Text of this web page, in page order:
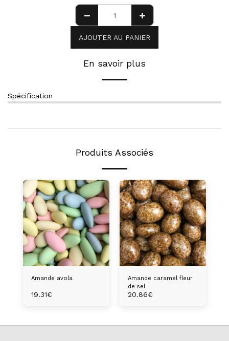
AJOUTER AU PANIER
En savoir plus
Spécification
Produits Associés
Amande avola
19.31€
Amande caramel fleur
de sel
20.86€